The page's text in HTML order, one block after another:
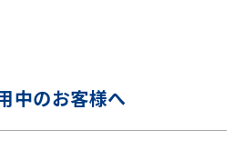
中のお客様へ